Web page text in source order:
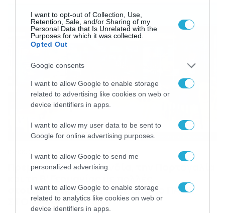
I want to opt-out of Collection, Use,
Retention, Sale, and/or Sharing of my
Personal Data that Is Unrelated with the
Purposes for which it was collected.
Opted Out
Google consents
I want to allow Google to enable storage
related to advertising like cookies on web or
device identifiers in apps.
I want to allow my user data to be sent to
Google for online advertising purposes.
I want to allow Google to send me
personalized advertising.
I want to allow Google to enable storage
related to analytics like cookies on web or
device identifiers in apps.
07/08/2026 16:41
Πρεμιέρα στην Ολλανδία, την Πορτογαλία
στοιχηματικές επιλογές από το ΠΑΜΕ
ΣΤΟΙΧΗΜΑ